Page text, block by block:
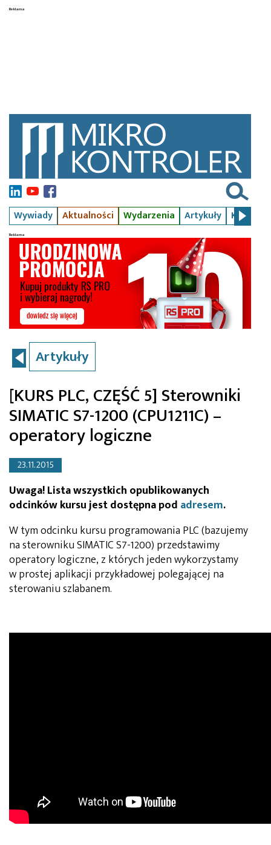
Wywiady Aktualności Wydarzenia Artykuły Kursy
Artykuły
[KURS PLC, CZĘŚĆ 5] Sterowniki
SIMATIC S7-1200 (CPU1211C) –
operatory logiczne
23.11.2015
Uwaga! Lista wszystkich opublikowanych
odcinków kursu jest dostępna pod adresem.
W tym odcinku kursu programowania PLC (bazujemy
na sterowniku SIMATIC S7-1200) przedstawimy
operatory logiczne, z których jeden wykorzystamy
w prostej aplikacji przykładowej polegającej na
sterowaniu szlabanem.